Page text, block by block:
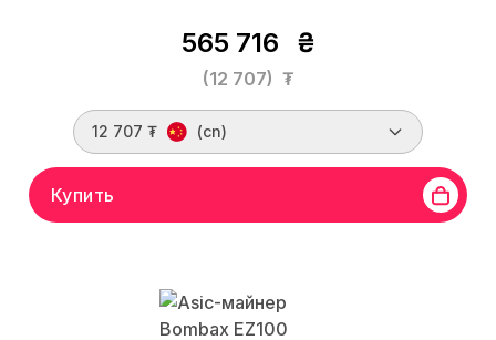
565 716 ₴
(12 707) ₮
12 707 ₮ (cn)
Купить